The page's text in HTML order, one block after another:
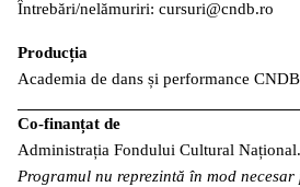
Întrebări/nelămuriri: cursuri@cndb.ro
Producția
Academia de dans și performance CNDB
Co-finanțat de
Administrația Fondului Cultural Național.
Programul nu reprezintă în mod